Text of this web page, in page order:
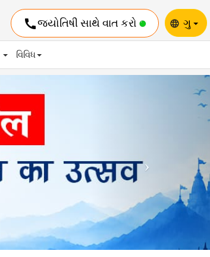
callજ્યોતિષી સાથે વાત કરો language ગુ
વિવિધ